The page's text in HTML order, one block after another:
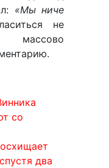
«Мы ниче
не
массово
со
два